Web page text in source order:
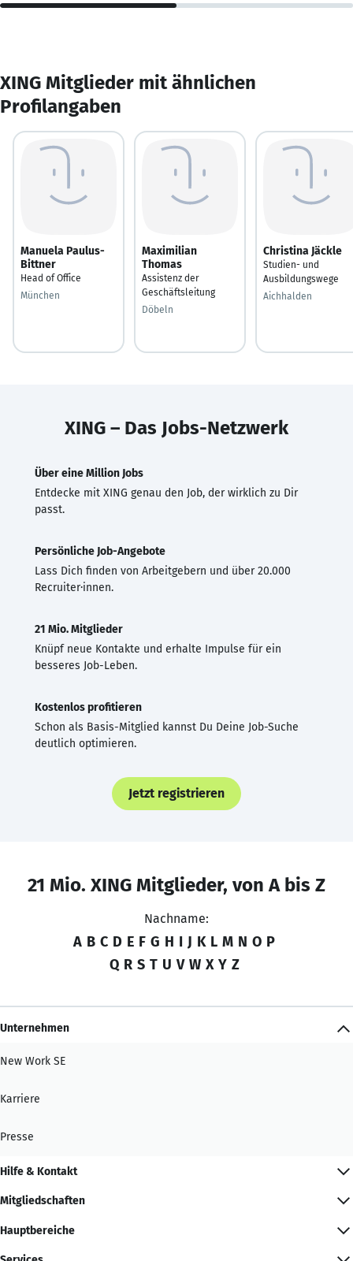
XING Mitglieder mit ähnlichen
Profilangaben
Manuela Paulus-
Bittner
Head of Office
München
Maximilian
Thomas
Assistenz der
Geschäftsleitung
Döbeln
Christina Jäckle
Studien- und
Ausbildungswege
Aichhalden
XING – Das Jobs-Netzwerk
Über eine Million Jobs
Entdecke mit XING genau den Job, der wirklich zu Dir
passt.
Persönliche Job-Angebote
Lass Dich finden von Arbeitgebern und über 20.000
Recruiter·innen.
21 Mio. Mitglieder
Knüpf neue Kontakte und erhalte Impulse für ein
besseres Job-Leben.
Kostenlos profitieren
Schon als Basis-Mitglied kannst Du Deine Job-Suche
deutlich optimieren.
Jetzt registrieren
21 Mio. XING Mitglieder, von A bis Z
Nachname:
A B C D E F G H I J K L M N O P
Q R S T U V W X Y Z
Unternehmen
New Work SE
Karriere
Presse
Hilfe & Kontakt
Mitgliedschaften
Hauptbereiche